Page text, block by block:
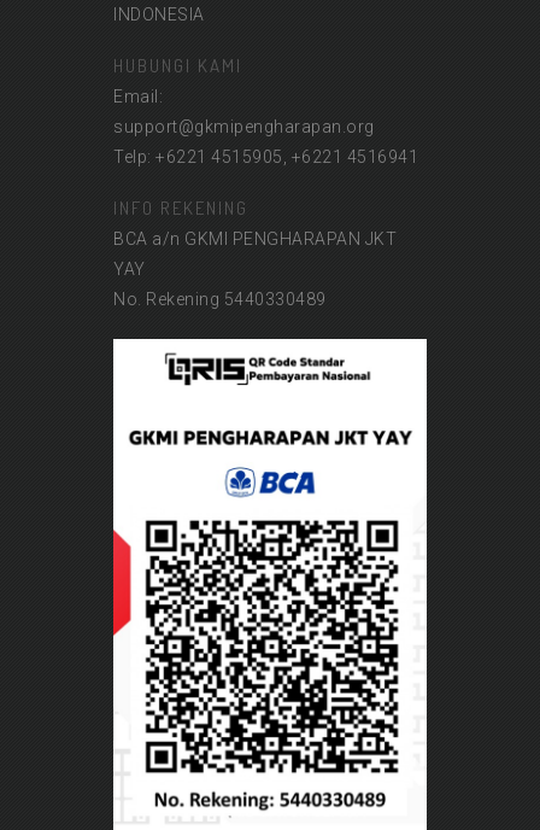
INDONESIA
HUBUNGI KAMI
Email:
support@gkmipengharapan.org
Telp: +6221 4515905, +6221 4516941
INFO REKENING
BCA a/n GKMI PENGHARAPAN JKT
YAY
No. Rekening 5440330489